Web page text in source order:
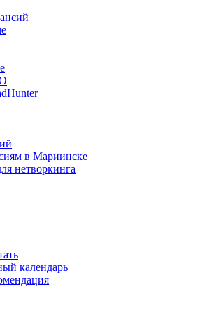
в Мариинске
нетворкинга
календарь